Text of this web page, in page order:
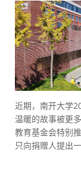
近期，南开大学
温暖的故事被更
教育基金会特别
只向捐赠人提出